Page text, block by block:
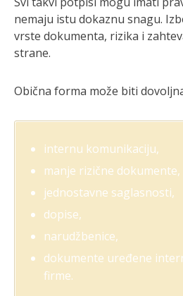
nemaju istu dokaznu snagu.
vrste dokumenta, rizika i
strane.
Obična forma može biti
internu komunikaciju,
manje rizične dokumente,
jednostavne saglasnosti,
dopise,
narudžbenice,
dokumente uređene
firme.